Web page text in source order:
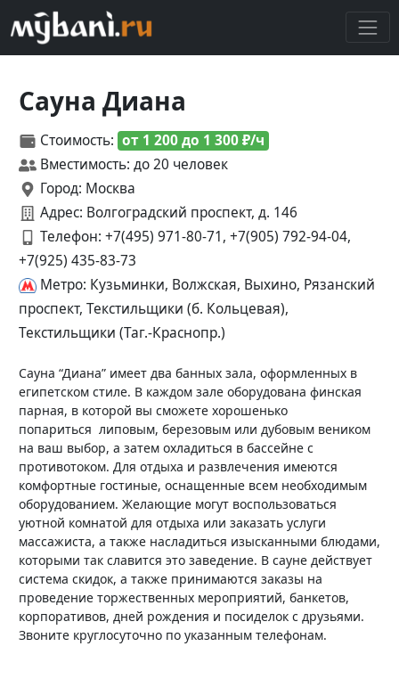
Сауна Диана
Стоимость: от 1 200 до 1 300 ₽/ч
Вместимость: до 20 человек
Город: Москва
Адрес: Волгоградский проспект, д. 146
Телефон: +7(495) 971-80-71, +7(905) 792-94-04,
+7(925) 435-83-73
Метро: Кузьминки, Волжская, Выхино, Рязанский
проспект, Текстильщики (б. Кольцевая),
Текстильщики (Таг.-Краснопр.)
Сауна “Диана” имеет два банных зала, оформленных в
египетском стиле. В каждом зале оборудована финская
парная, в которой вы сможете хорошенько
попариться липовым, березовым или дубовым веником
на ваш выбор, а затем охладиться в бассейне с
противотоком. Для отдыха и развлечения имеются
комфортные гостиные, оснащенные всем необходимым
оборудованием. Желающие могут воспользоваться
уютной комнатой для отдыха или заказать услуги
массажиста, а также насладиться изысканными блюдами,
которыми так славится это заведение. В сауне действует
система скидок, а также принимаются заказы на
проведение торжественных мероприятий, банкетов,
корпоративов, дней рождения и посиделок с друзьями.
Звоните круглосуточно по указанным телефонам.